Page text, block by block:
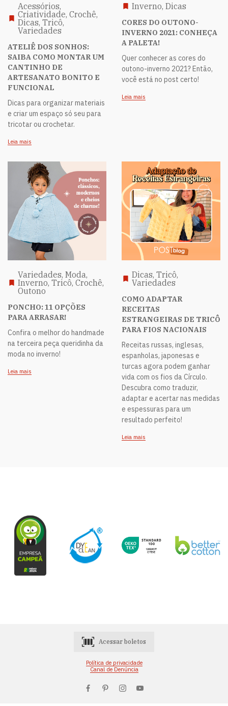
Acessórios,
Criatividade, Crochê,
Dicas, Tricô,
Variedades
ATELIÊ DOS SONHOS:
SAIBA COMO MONTAR UM
CANTINHO DE
ARTESANATO BONITO E
FUNCIONAL
Dicas para organizar materiais
e criar um espaço só seu para
tricotar ou crochetar.
Leia mais
Inverno, Dicas
CORES DO OUTONO-
INVERNO 2021: CONHEÇA
A PALETA!
Quer conhecer as cores do
outono-inverno 2021? Então,
você está no post certo!
Leia mais
Variedades, Moda,
Inverno, Tricô, Crochê,
Outono
PONCHO: 11 OPÇÕES
PARA ARRASAR!
Confira o melhor do handmade
na terceira peça queridinha da
moda no inverno!
Leia mais
Dicas, Tricô,
Variedades
COMO ADAPTAR
RECEITAS
ESTRANGEIRAS DE TRICÔ
PARA FIOS NACIONAIS
Receitas russas, inglesas,
espanholas, japonesas e
turcas agora podem ganhar
vida com os fios da Círculo.
Descubra como traduzir,
adaptar e acertar nas medidas
e espessuras para um
resultado perfeito!
Leia mais
Acessar boletos
Política de privacidade
Canal de Denúncia